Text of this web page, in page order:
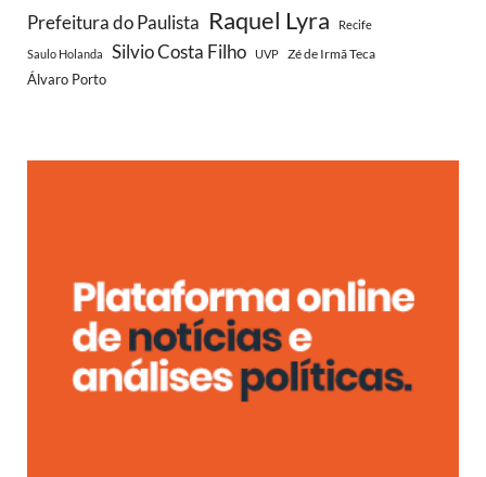
Prefeitura do Paulista Raquel Lyra Recife
Saulo Holanda Silvio Costa Filho UVP Zé de Irmã Teca
Álvaro Porto